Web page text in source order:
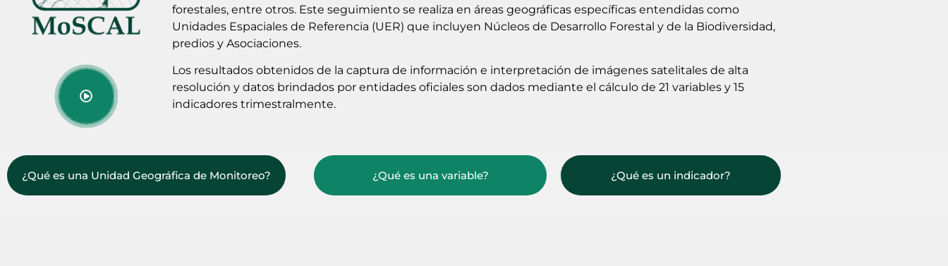
forestales, entre otros. Este seguimiento se realiza en áreas geográficas específicas entendidas como
Unidades Espaciales de Referencia (UER) que incluyen Núcleos de Desarrollo Forestal y de la Biodiversidad,
predios y Asociaciones.
Los resultados obtenidos de la captura de información e interpretación de imágenes satelitales de alta
resolución y datos brindados por entidades oficiales son dados mediante el cálculo de 21 variables y 15
indicadores trimestralmente.
¿Qué es una Unidad Geográfica de Monitoreo? ¿Qué es una variable? ¿Qué es un indicador?